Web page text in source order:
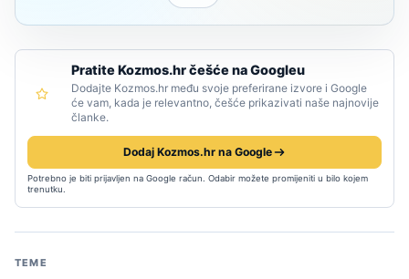
Pratite Kozmos.hr češće na Googleu
Dodajte Kozmos.hr među svoje preferirane izvore i Google
će vam, kada je relevantno, češće prikazivati naše najnovije
članke.
Dodaj Kozmos.hr na Google
Potrebno je biti prijavljen na Google račun. Odabir možete promijeniti u bilo kojem
trenutku.
TEME